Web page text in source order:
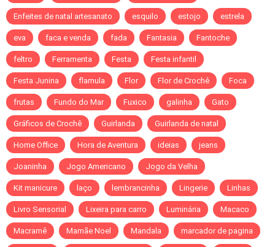
Enfeites de natal artesanato esquilo estojo estrela
eva faca e venda fada Fantasia Fantoche
feltro Ferramenta Festa Festa infantil
Festa Junina flamula Flor Flor de Crochê Foca
frutas Fundo do Mar Fuxico galinha Gato
Gráficos de Crochê Guirlanda Guirlanda de natal
Home Office Hora de Aventura ideias jeans
Joaninha Jogo Americano Jogo da Velha
Kit manicure laço lembrancinha Lingerie Linhas
Livro Sensorial Lixeira para carro Luminária Macaco
Macramê Mamãe Noel Mandala marcador de pagina